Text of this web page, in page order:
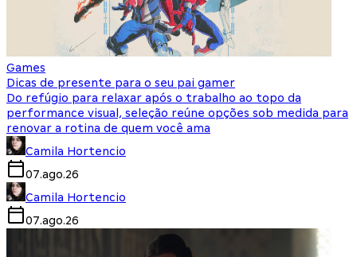
Games
Dicas de presente para o seu pai gamer
Do refúgio para relaxar após o trabalho ao topo da
performance visual, seleção reúne opções sob medida para
renovar a rotina de quem você ama
Camila Hortencio
07.ago.26
Camila Hortencio
07.ago.26